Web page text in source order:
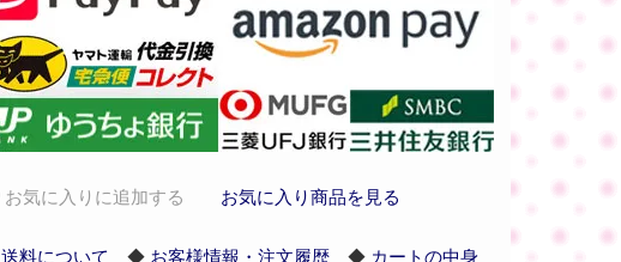
お気に入りに追加する お気に入り商品を見る
送料について ◆ お客様情報・注文履歴◆ カートの中身